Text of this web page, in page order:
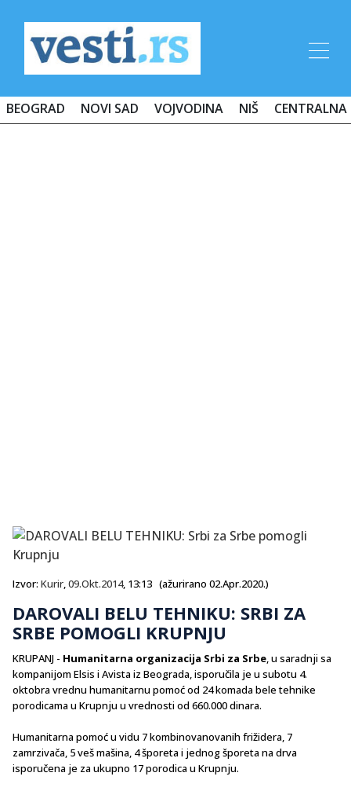
BEOGRAD NOVI SAD VOJVODINA NIŠ CENTRALNA
Izvor: Kurir,09.Okt.2014, 13:13 (ažurirano 02.Apr.2020.)
DAROVALI BELU TEHNIKU: SRBI ZA
SRBE POMOGLI KRUPNJU
KRUPANJ - Humanitarna organizacija Srbi za Srbe, u saradnji sa
kompanijom Elsis i Avista iz Beograda, isporučila je u subotu 4.
oktobra vrednu humanitarnu pomoć od 24 komada bele tehnike
porodicama u Krupnju u vrednosti od 660.000 dinara.
Humanitarna pomoć u vidu 7 kombinovanovanih frižidera, 7
zamrzivača, 5 veš mašina, 4 šporeta i jednog šporeta na drva
isporučena je za ukupno 17 porodica u Krupnju.